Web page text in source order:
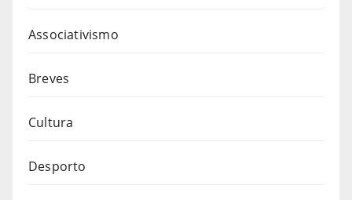
Associativismo
Breves
Cultura
Desporto